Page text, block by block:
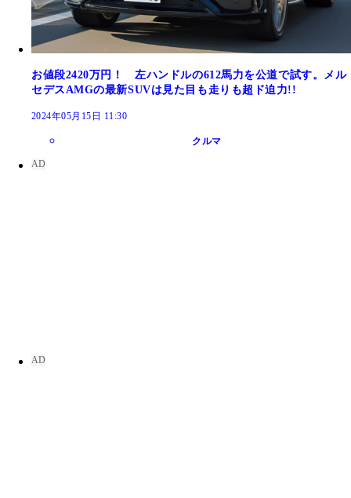
お値段2420万円！ 左ハンドルの612馬力を公道で試す。メル
セデスAMGの最新SUVは見た目も走りも超ド迫力!!
2024年05月15日 11:30
クルマ